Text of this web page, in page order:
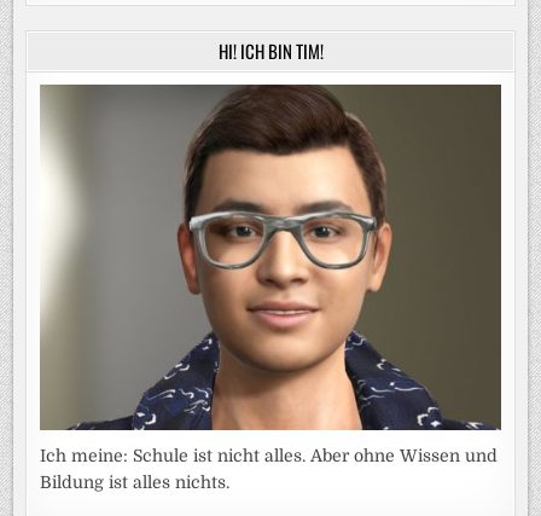
HI! ICH BIN TIM!
Ich meine: Schule ist nicht alles. Aber ohne Wissen und
Bildung ist alles nichts.